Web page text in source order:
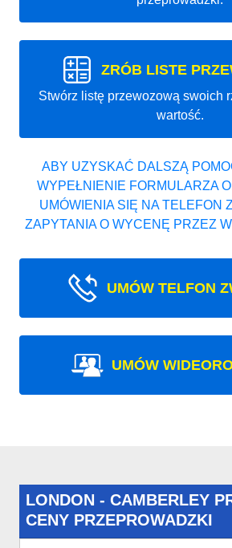
ZRÓB LISTE
Stwórz listę przewozową swoich
wartość.
ABY UZYSKAĆ DALSZĄ
WYPEŁNIENIE FORMULARZA
UMÓWIENIA SIĘ NA TELEFON
ZAPYTANIA O WYCENĘ PRZEZ
UMÓW TELFON
UMÓW
LONDON - CAMBERLEY
CENY PRZEPROWADZKI